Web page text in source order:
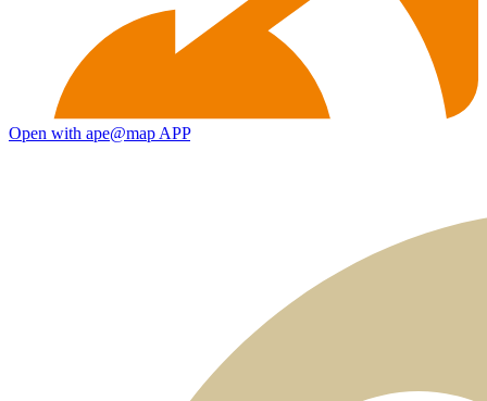
Open with ape@map APP